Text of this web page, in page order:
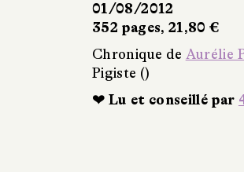
01/08/2012
352 pages, 21,80 €
Chronique de Aurélie
Pigiste ()
❤ Lu et conseillé par